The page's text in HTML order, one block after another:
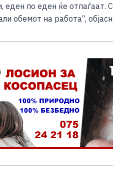
по еден ќе
обемот на работа“,